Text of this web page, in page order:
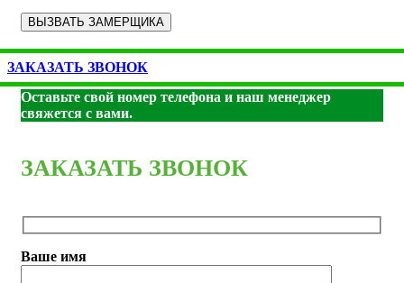
ЗАКАЗАТЬ ЗВОНОК
Оставьте свой номер телефона и наш менеджер
свяжется с вами.
ЗАКАЗАТЬ ЗВОНОК
Ваше имя